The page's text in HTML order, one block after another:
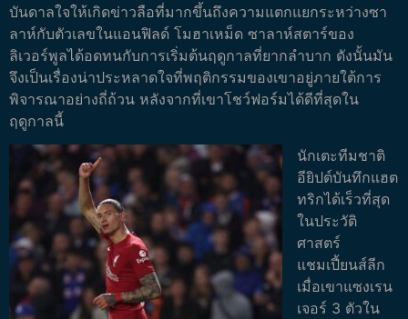
บันดาลใจให้เกิดข่าวลือที่มากขึ้นถึงความแตกแยกระหว่างซา
ลาห์กับตัวเลขในแอนฟิลด์ โมฮาเหม็ด ซาลาห์สตาร์ของ
ลิเวอร์พูลได้อดทนกับการเริ่มต้นฤดูกาลที่ยากลำบาก ดังนั้นมัน
จึงเป็นเรื่องน่าประหลาดใจที่พฤติกรรมของเขาอยู่ภายใต้การ
พิจารณาอย่างถี่ถ้วน หลังจากที่เขาโชว์ฟอร์มได้ดีที่สุดใน
ฤดูกาลนี้
นักเตะทีมชาติ
อียิปต์บันทึกแฮต
ทริกได้เร็วที่สุด
ในประวัติ
ศาสตร์
แชมเปี้ยนส์ลีก
เมื่อเขาแซงเรน
เจอร์ 3 ตัวใน